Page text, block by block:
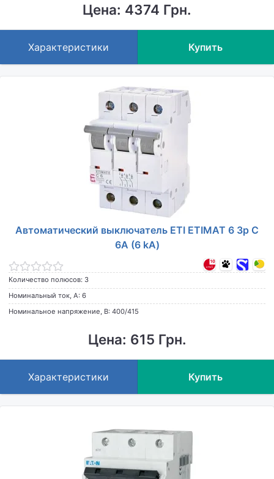
Цена: 4374 Грн.
Характеристики Купить
Автоматический выключатель ETI ETIMAT 6 3p C
6А (6 kA)
Количество полюсов: 3
Номинальный ток, А: 6
Номинальное напряжение, В: 400/415
Цена: 615 Грн.
Характеристики Купить